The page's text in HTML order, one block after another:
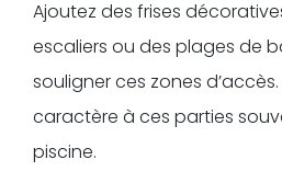
Ajoutez des frises
escaliers ou des plages de
souligner ces zones
caractère à ces parties
piscine.